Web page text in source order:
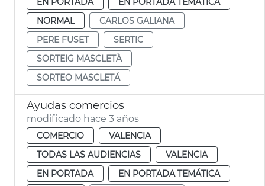
NORMAL
CARLOS GALIANA
PERE FUSET
SERTIC
SORTEIG MASCLETÀ
SORTEO MASCLETÁ
Ayudas comercios
modificado hace 3 años
COMERCIO
VALENCIA
TODAS LAS AUDIENCIAS
VALENCIA
EN PORTADA
EN PORTADA TEMÁTICA